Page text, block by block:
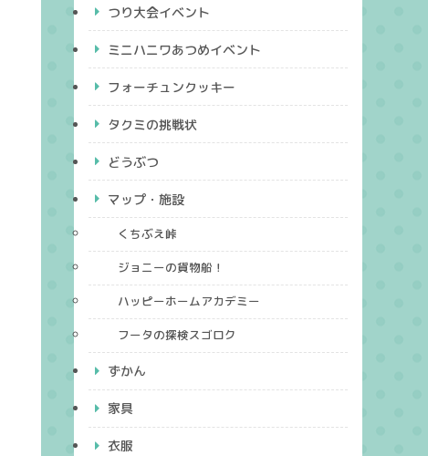
つり大会イベント
ミニハニワあつめイベント
フォーチュンクッキー
タクミの挑戦状
どうぶつ
マップ・施設
くちぶえ峠
ジョニーの貨物船！
ハッピーホームアカデミー
フータの探検スゴロク
ずかん
家具
衣服